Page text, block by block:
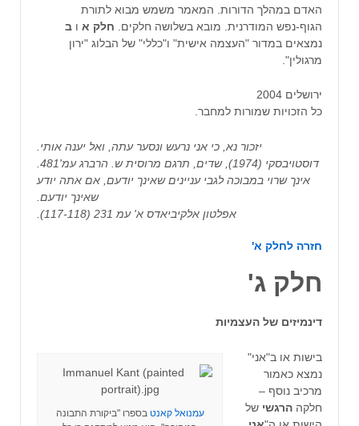
האדם במהלך הדורות. המאמר משמש מבוא לתורת
הגוף-נפש המודרנית. מובא בשלושה חלקים. חלק א ו ב
נמצאים במדור "העצמה אישית" ו"כללי" של הבלוג "ירון
מרגולין".
ירושלים ‏2004
כל הזכויות שמורות למחבר.
יזכור נא, כי אני נרעש ונסער עתה, ואל יענה אותי.
דוסטויבסקי (1974), שדים, תרגם מרוסית ש. הרברג עמ'481.
אינך שרוי במבוכה לגבי עניינים שאינך יודעם, אם אתה יודע
שאינך יודעם.
אפלטון אלקיביאדס א' עמ 231 (117-118).
חזרה לחלק א'
חלק ג'
דינמיזים של העצמיות
עמנואל קאנט בספרו "ביקורת התבונה
בישות או ב"אני"
נמצא כאמור
מרכיב נוסף –
חלקה הרגשי של